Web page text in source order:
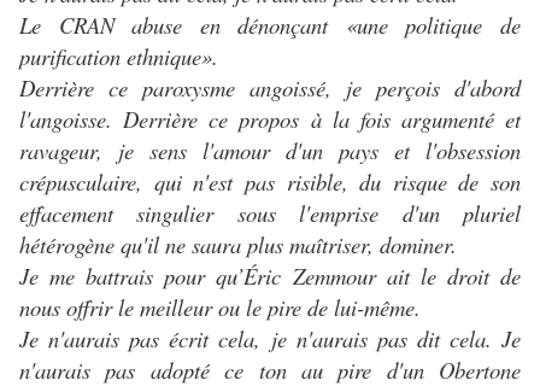
Le CRAN abuse en dénonçant «une politique de
purification ethnique».
Derrière ce paroxysme angoissé, je perçois d'abord
l'angoisse. Derrière ce propos à la fois argumenté et
ravageur, je sens l'amour d'un pays et l'obsession
crépusculaire, qui n'est pas risible, du risque de son
effacement singulier sous l'emprise d'un pluriel
hétérogène qu'il ne saura plus maîtriser, dominer.
Je me battrais pour qu’Éric Zemmour ait le droit de
nous offrir le meilleur ou le pire de lui-même.
Je n'aurais pas écrit cela, je n'aurais pas dit cela. Je
n'aurais pas adopté ce ton au pire d'un Obertone